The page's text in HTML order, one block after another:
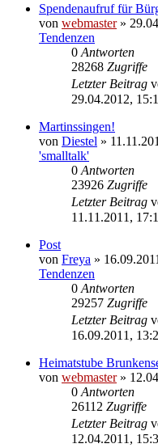
Spendenaufruf für
von webmaster»
Tendenzen
0 Antworten
28268 Zugriffe
Letzter Beitrag
29.04.2012,
Martinssingen!
von Diestel »
'smalltalk'
0 Antworten
23926 Zugriffe
Letzter Beitrag
11.11.2011,
Post
von Freya »
Tendenzen
0 Antworten
29257 Zugriffe
Letzter Beitrag
16.09.2011,
Heimatstube
von webmaster»
0 Antworten
26112 Zugriffe
Letzter Beitrag
12.04.2011,